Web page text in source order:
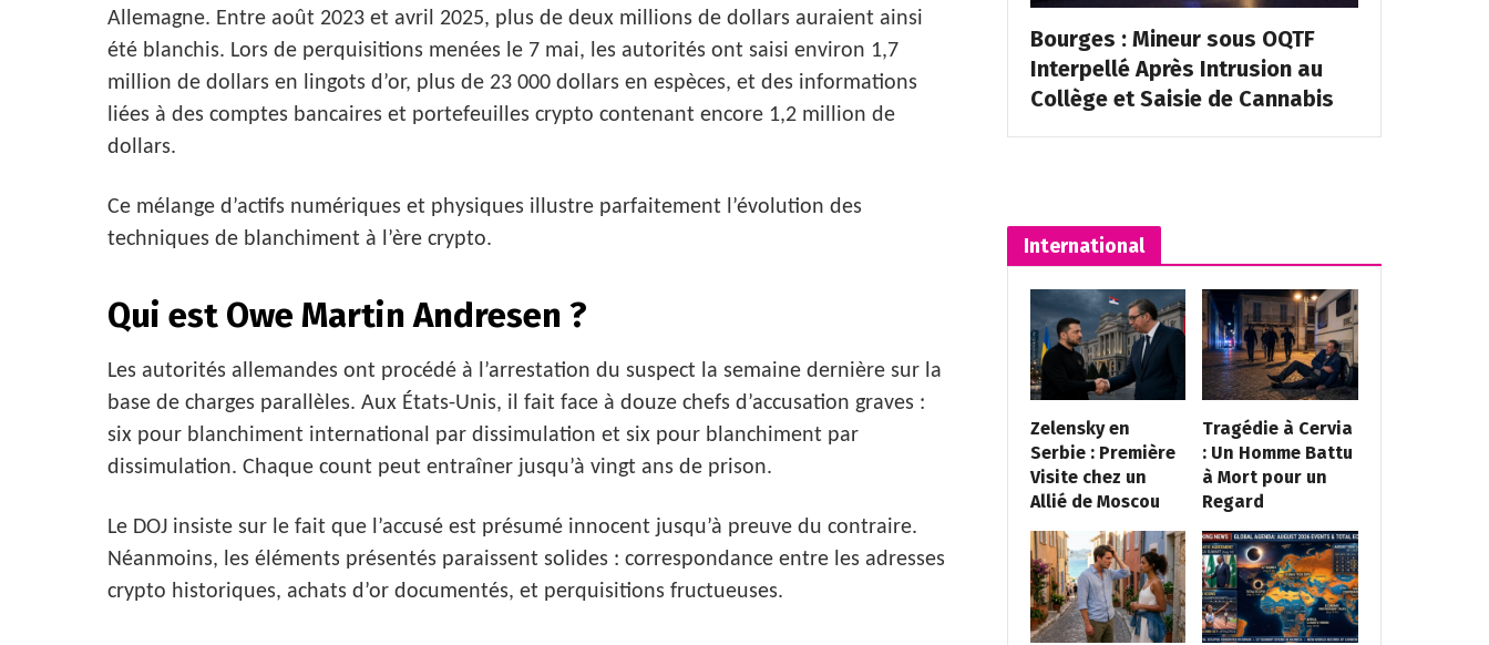
Allemagne. Entre août 2023 et avril 2025, plus de deux millions de dollars auraient ainsi
été blanchis. Lors de perquisitions menées le 7 mai, les autorités ont saisi environ 1,7
million de dollars en lingots d’or, plus de 23 000 dollars en espèces, et des informations
liées à des comptes bancaires et portefeuilles crypto contenant encore 1,2 million de
dollars.
Ce mélange d’actifs numériques et physiques illustre parfaitement l’évolution des
techniques de blanchiment à l’ère crypto.
Qui est Owe Martin Andresen ?
Les autorités allemandes ont procédé à l’arrestation du suspect la semaine dernière sur la
base de charges parallèles. Aux États-Unis, il fait face à douze chefs d’accusation graves :
six pour blanchiment international par dissimulation et six pour blanchiment par
dissimulation. Chaque count peut entraîner jusqu’à vingt ans de prison.
Le DOJ insiste sur le fait que l’accusé est présumé innocent jusqu’à preuve du contraire.
Néanmoins, les éléments présentés paraissent solides : correspondance entre les adresses
crypto historiques, achats d’or documentés, et perquisitions fructueuses.
Bourges : Mineur sous OQTF
Interpellé Après Intrusion au
Collège et Saisie de Cannabis
International
Zelensky en
Serbie : Première
Visite chez un
Allié de Moscou
Tragédie à Cervia
: Un Homme Battu
à Mort pour un
Regard